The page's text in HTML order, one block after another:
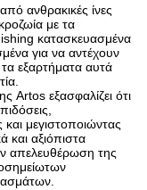
ανθρακικές ίνες
με τα
κατασκευασμένα
για να αντέχουν
εξαρτήματα αυτά
Artos εξασφαλίζει ότι
μεγιστοποιώντας
και αξιόπιστα
απελευθέρωση της